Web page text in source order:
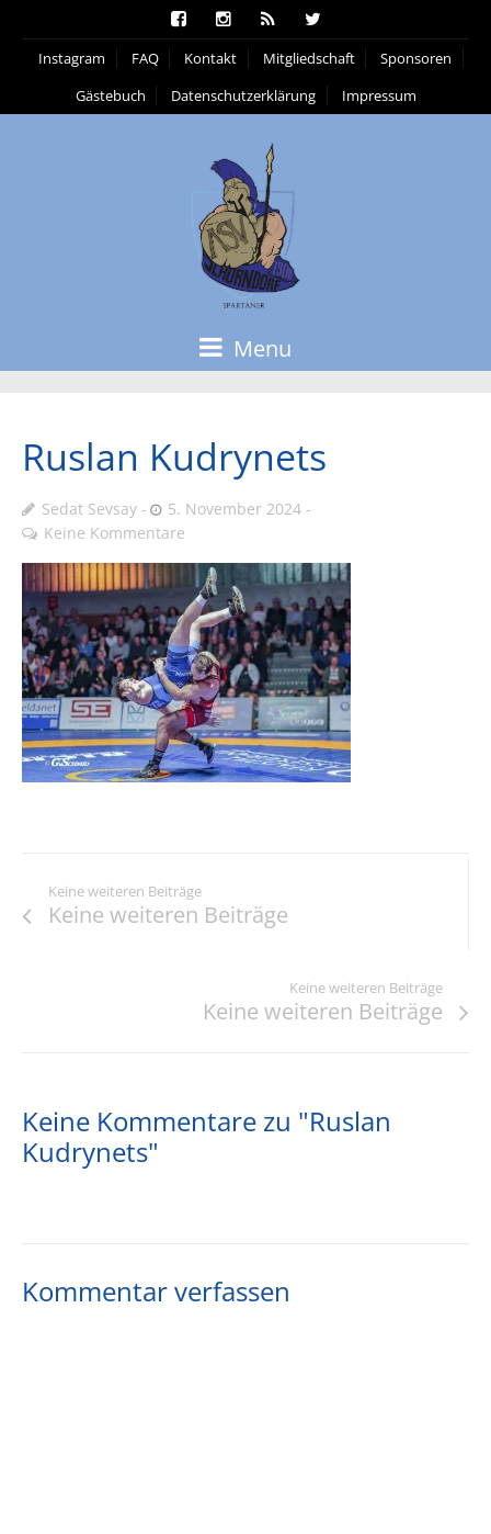
Instagram FAQ Kontakt Mitgliedschaft
Sponsoren
Gästebuch
Datenschutzerklärung Impressum
Menu
Ruslan Kudrynets
Sedat Sevsay
5. November 2024
Keine Kommentare
Keine weiteren Beiträge
Keine weiteren Beiträge
Keine weiteren Beiträge
Keine weiteren Beiträge
Keine Kommentare zu "Ruslan
Kudrynets"
Kommentar verfassen